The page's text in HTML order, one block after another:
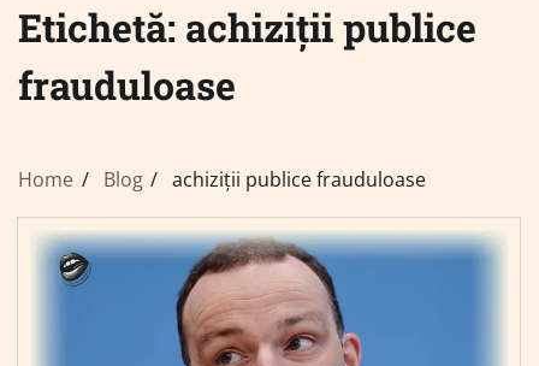
Etichetă: achiziții publice
frauduloase
Home Blog achiziții publice frauduloase